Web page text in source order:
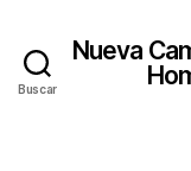
Buscar
Nueva